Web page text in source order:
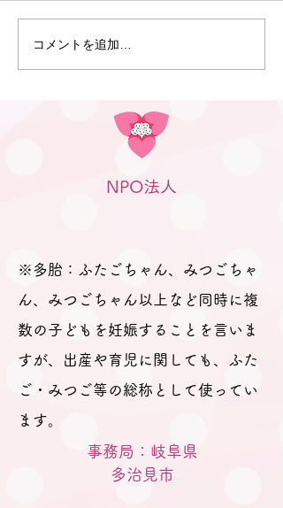
ふたごママ・パパ・プレママ
が参加されました。 今回も、
間に参加のパパなどが参加さ
れました。 「聞きたいことは
ふたごの妊娠、ましてや初め
経て多胎育児真っ最中のパパ
コメントを追加…
NPO法人
※多胎：ふたごちゃん、みつごちゃ
ん、みつごちゃん以上など同時に複
数の子どもを妊娠することを言いま
すが、出産や育児に関しても、ふた
ご・みつご等の総称として使ってい
ます。
事務局：岐阜県
​多治見市